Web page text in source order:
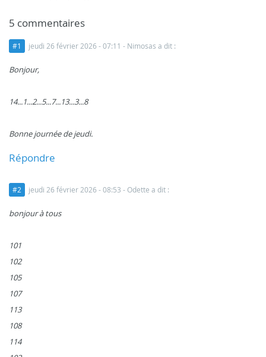
5 commentaires
#1 jeudi 26 février 2026 - 07:11 - Nimosas a dit :
Bonjour,
14...1...2...5...7...13...3...8
Bonne journée de jeudi.
Répondre
#2 jeudi 26 février 2026 - 08:53 - Odette a dit :
bonjour à tous
101
102
105
107
113
108
114